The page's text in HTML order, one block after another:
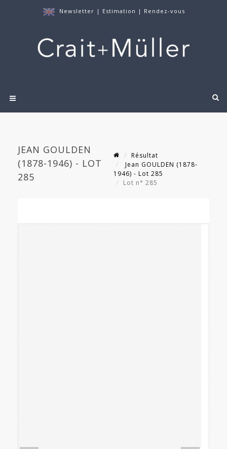
Newsletter | Estimation | Rendez-vous
JEAN GOULDEN
(1878-1946) - LOT
285
Résultat
Jean GOULDEN (1878-
1946) - Lot 285
Lot n° 285